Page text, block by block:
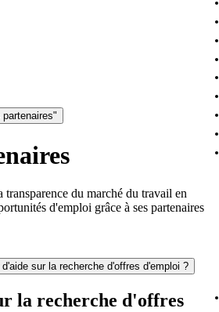
du marché du travail en
d'emploi grâce à ses partenaires
sur la recherche d'offres d'emploi ?
la recherche d'offres